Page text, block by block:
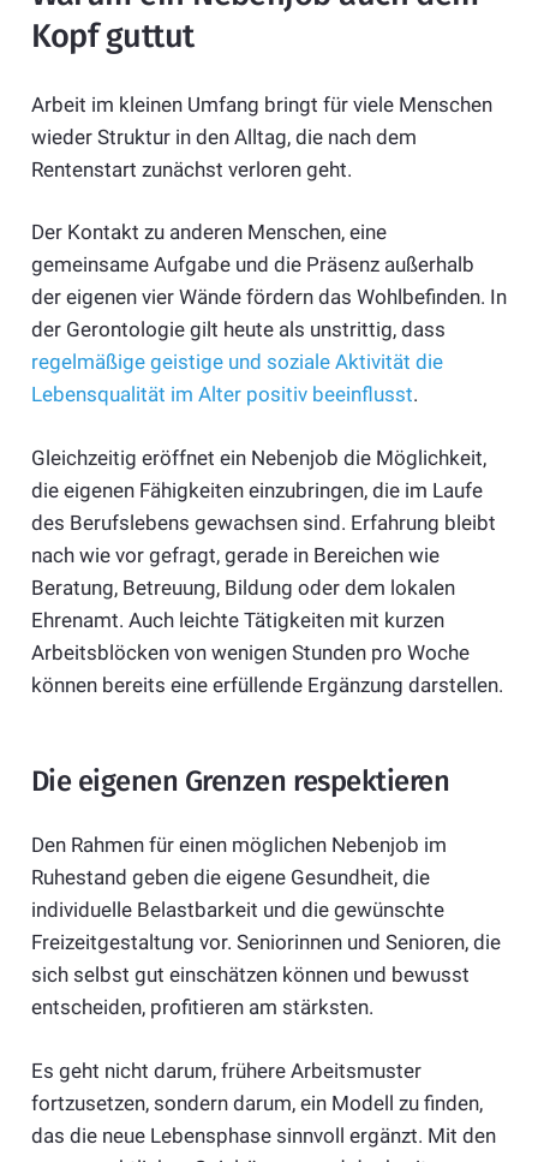
Kopf guttut
Arbeit im kleinen Umfang bringt für viele Menschen
wieder Struktur in den Alltag, die nach dem
Rentenstart zunächst verloren geht.
Der Kontakt zu anderen Menschen, eine
gemeinsame Aufgabe und die Präsenz außerhalb
der eigenen vier Wände fördern das Wohlbefinden. In
der Gerontologie gilt heute als unstrittig, dass
regelmäßige geistige und soziale Aktivität die
Lebensqualität im Alter positiv beeinflusst.
Gleichzeitig eröffnet ein Nebenjob die Möglichkeit,
die eigenen Fähigkeiten einzubringen, die im Laufe
des Berufslebens gewachsen sind. Erfahrung bleibt
nach wie vor gefragt, gerade in Bereichen wie
Beratung, Betreuung, Bildung oder dem lokalen
Ehrenamt. Auch leichte Tätigkeiten mit kurzen
Arbeitsblöcken von wenigen Stunden pro Woche
können bereits eine erfüllende Ergänzung darstellen.
Die eigenen Grenzen respektieren
Den Rahmen für einen möglichen Nebenjob im
Ruhestand geben die eigene Gesundheit, die
individuelle Belastbarkeit und die gewünschte
Freizeitgestaltung vor. Seniorinnen und Senioren, die
sich selbst gut einschätzen können und bewusst
entscheiden, profitieren am stärksten.
Es geht nicht darum, frühere Arbeitsmuster
fortzusetzen, sondern darum, ein Modell zu finden,
das die neue Lebensphase sinnvoll ergänzt. Mit den